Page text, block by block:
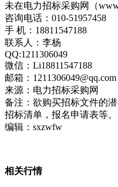
未在电力招标采购网（
咨询电话：010-51957458
手 机：18811547188
联系人：李杨
QQ:1211306049
微信：Li18811547188
邮箱：1211306049@qq.com
来源：电力招标采购网
备注：欲购买招标文件的
招标清单，报名申请表等
编辑：sxzwfw
相关行情